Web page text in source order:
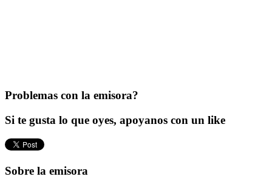
Problemas con la emisora?
Si te gusta lo que oyes, apoyanos con un like
Sobre la emisora